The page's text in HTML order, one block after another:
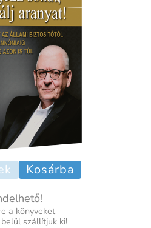
Kosárba
a könyveket
szállítjuk ki!